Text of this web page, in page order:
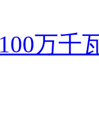
万千